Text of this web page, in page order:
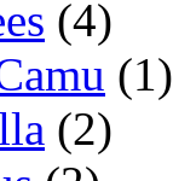
(4)
(1)
(2)